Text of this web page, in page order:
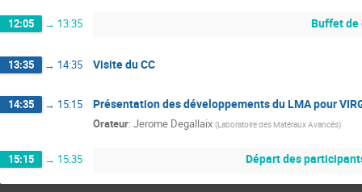
12:05 → 13:35 Buffet de
13:35 → 14:35 Visite du CC
14:35 → 15:15 Présentation des développements du LMA pour
Orateur: Jerome Degallaix (Laboratoire des Matéraux Avancés)
15:15 → 15:35 Départ des